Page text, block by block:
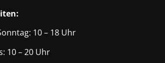
10 – 18 Uhr
10 – 20 Uhr